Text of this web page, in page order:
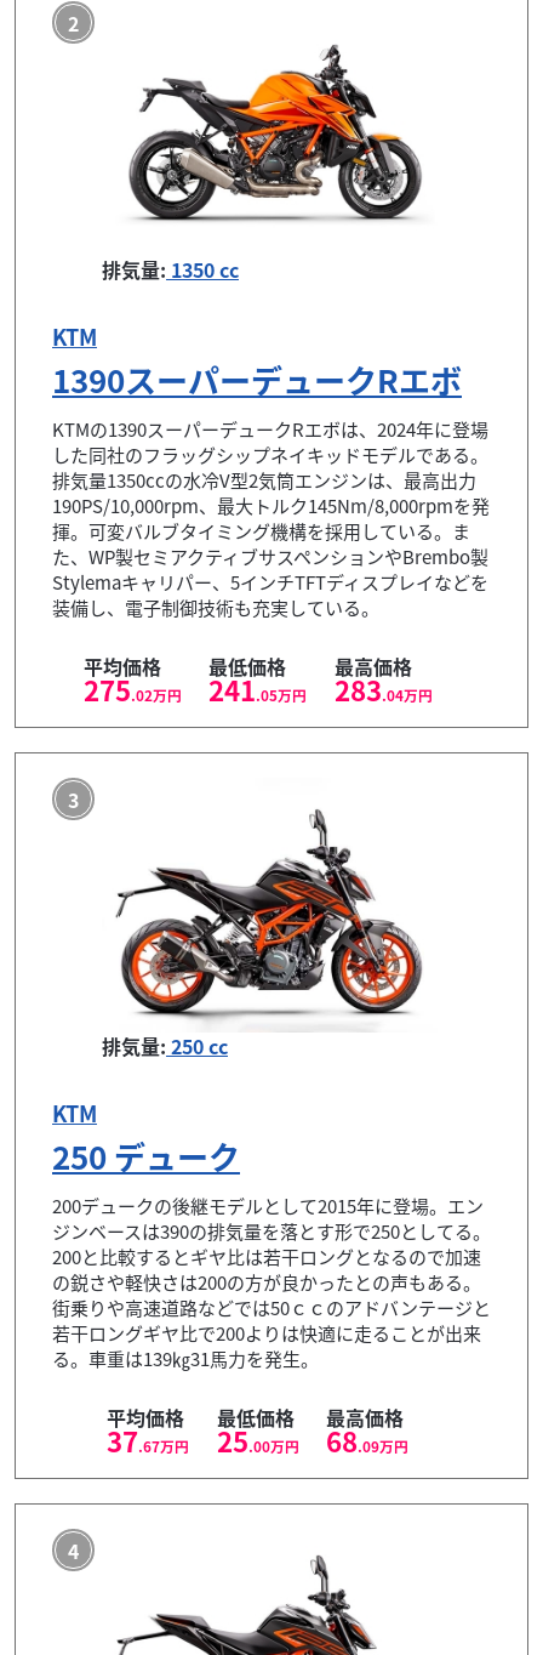
2
排気量: 1350 cc
KTM
1390スーパーデュークRエボ
KTMの1390スーパーデュークRエボは、2024年に登場
した同社のフラッグシップネイキッドモデルである。
排気量1350ccの水冷V型2気筒エンジンは、最高出力
190PS/10,000rpm、最大トルク145Nm/8,000rpmを発
揮。可変バルブタイミング機構を採用している。ま
た、WP製セミアクティブサスペンションやBrembo製
Stylemaキャリパー、5インチTFTディスプレイなどを
装備し、電子制御技術も充実している。
平均価格
275.02万円
最低価格
241.05万円
最高価格
283.04万円
3
排気量: 250 cc
KTM
250 デューク
200デュークの後継モデルとして2015年に登場。エン
ジンベースは390の排気量を落とす形で250としてる。
200と比較するとギヤ比は若干ロングとなるので加速
の鋭さや軽快さは200の方が良かったとの声もある。
街乗りや高速道路などでは50ｃｃのアドバンテージと
若干ロングギヤ比で200よりは快適に走ることが出来
る。車重は139㎏31馬力を発生。
平均価格
37.67万円
最低価格
25.00万円
最高価格
68.09万円
4